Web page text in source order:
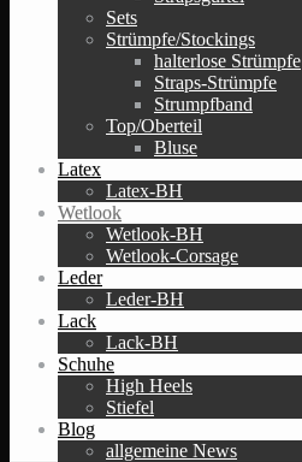
Sets
Strümpfe/Stockings
halterlose Strümpfe
Straps-Strümpfe
Strumpfband
Top/Oberteil
Bluse
Latex
Latex-BH
Wetlook
Wetlook-BH
Wetlook-Corsage
Leder
Leder-BH
Lack
Lack-BH
Schuhe
High Heels
Stiefel
Blog
allgemeine News